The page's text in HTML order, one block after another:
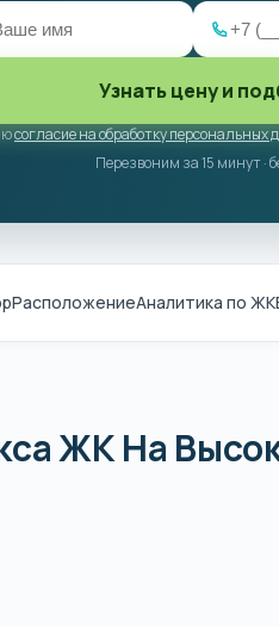
Узнать цену и
согласие на обработку персональных
Перезвоним за 15 минут ·
РасположениеАналитика по ЖК
ЖК На